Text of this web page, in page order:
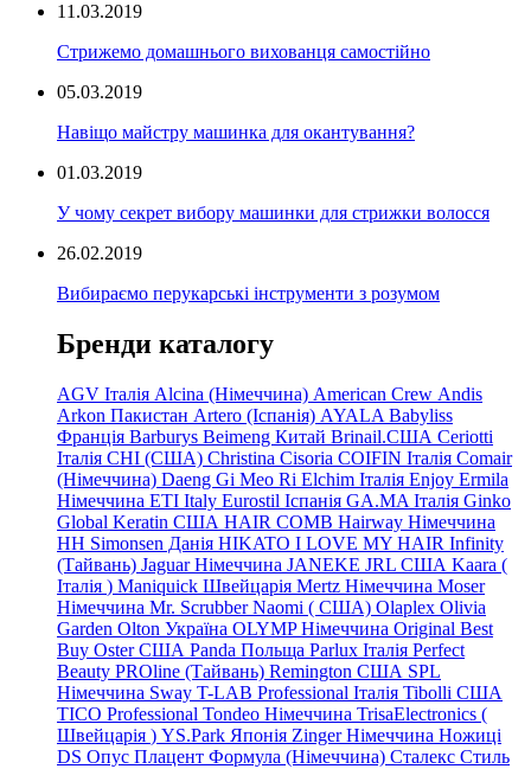
11.03.2019
Стрижемо домашнього вихованця самостійно
05.03.2019
Навіщо майстру машинка для окантування?
01.03.2019
У чому секрет вибору машинки для стрижки волосся
26.02.2019
Вибираємо перукарські інструменти з розумом
Бренди каталогу
AGV Італія Alcina (Німеччина) American Crew Andis
Arkon Пакистан Artero (Іспанія) AYALA Babyliss
Франція Barburys Beimeng Китай Brinail.США Ceriotti
Італія CHI (США) Christina Cisoria COIFIN Італія Comair
(Німеччина) Daeng Gi Meo Ri Elchim Італія Enjoy Ermila
Німеччина ETI Italy Eurostil Іспанія GA.MA Італія Ginko
Global Keratin США HAIR COMB Hairway Німеччина
HH Simonsen Данія HIKATO I LOVE MY HAIR Infinity
(Тайвань) Jaguar Німеччина JANEKE JRL США Kaara (
Італія ) Maniquick Швейцарія Mertz Німеччина Moser
Німеччина Mr. Scrubber Naomi ( США) Olaplex Olivia
Garden Olton Україна OLYMP Німеччина Original Best
Buy Oster США Panda Польща Parlux Італія Perfect
Beauty PROline (Тайвань) Remington США SPL
Німеччина Sway T-LAB Professional Італія Tibolli США
TICO Professional Tondeo Німеччина TrisaElectronics (
Швейцарія ) YS.Park Японія Zinger Німеччина Ножиці
DS Опус Плацент Формула (Німеччина) Сталекс Стиль